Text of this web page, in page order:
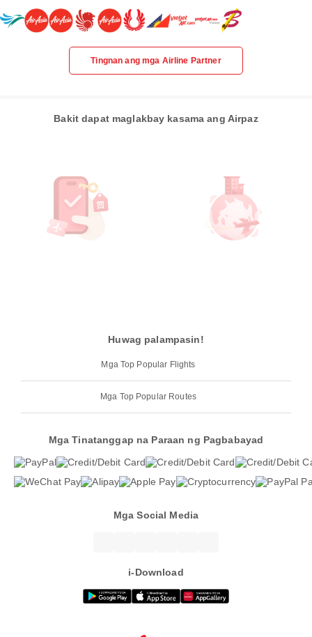
Tingnan ang mga Airline Partner
Bakit dapat maglakbay kasama ang Airpaz
Huwag palampasin!
Mga Top Popular Flights
Mga Top Popular Routes
Mga Tinatanggap na Paraan ng Pagbabayad
Mga Social Media
i-Download